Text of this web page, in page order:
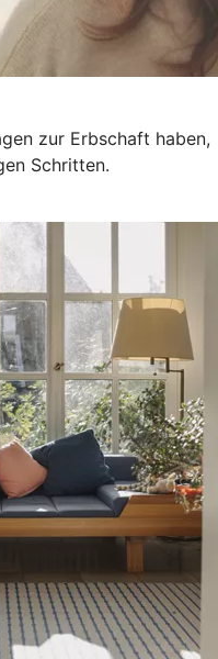
zur Erbschaft haben,
Schritten.